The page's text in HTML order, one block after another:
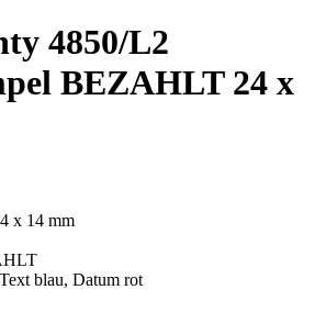
4850/L2
BEZAHLT 24 x
x 14 mm
blau, Datum rot